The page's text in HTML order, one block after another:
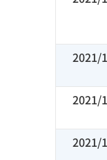
2021/
2021/
2021/